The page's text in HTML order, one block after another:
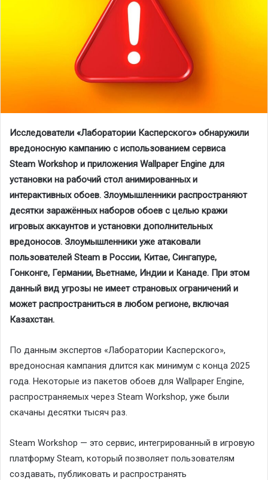
Исследователи «Лаборатории Касперского» обнаружили
вредоносную кампанию с использованием сервиса
Steam Workshop и приложения Wallpaper Engine для
установки на рабочий стол анимированных и
интерактивных обоев. Злоумышленники распространяют
десятки заражённых наборов обоев с целью кражи
игровых аккаунтов и установки дополнительных
вредоносов. Злоумышленники уже атаковали
пользователей Steam в России, Китае, Сингапуре,
Гонконге, Германии, Вьетнаме, Индии и Канаде. При этом
данный вид угрозы не имеет страновых ограничений и
может распространиться в любом регионе, включая
Казахстан.
По данным экспертов «Лаборатории Касперского»,
вредоносная кампания длится как минимум с конца 2025
года. Некоторые из пакетов обоев для Wallpaper Engine,
распространяемых через Steam Workshop, уже были
скачаны десятки тысяч раз.
Steam Workshop — это сервис, интегрированный в игровую
платформу Steam, который позволяет пользователям
создавать, публиковать и распространять